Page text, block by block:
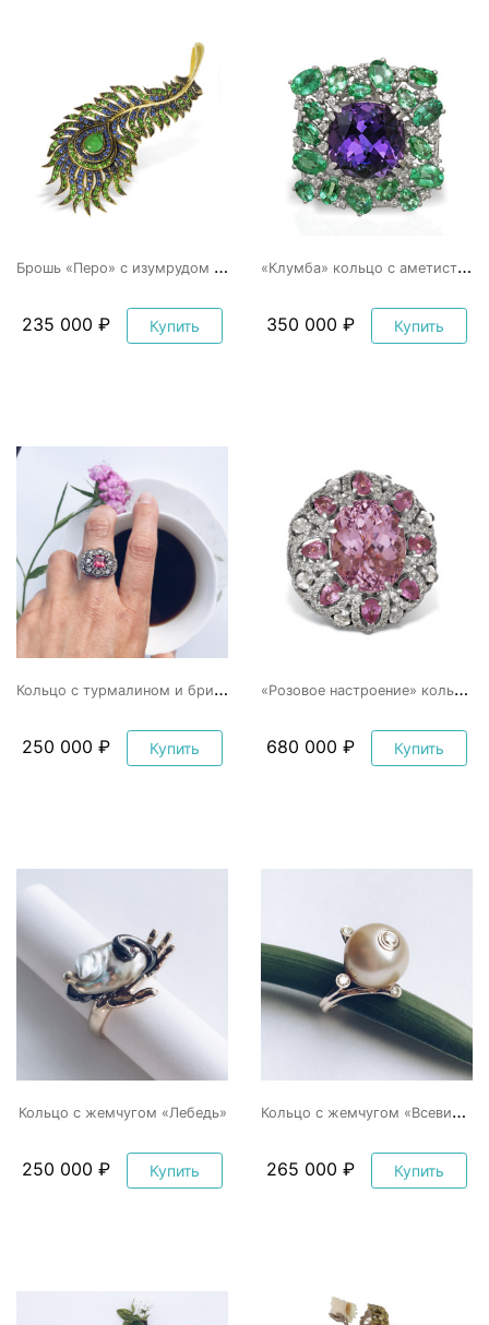
Б
рошь «Перо» с изумрудом и сапфирами
235 000 ₽ Купить
«
Клумба» кольцо с аметистом и изумрудами
350 000 ₽ Купить
К
ольцо с турмалином и бриллиантами
250 000 ₽ Купить
«
Розовое настроение» кольцо с кунцитом, сапфирами и бриллиантами
680 000 ₽ Купить
Кольцо с жемчугом «Лебедь»
250 000 ₽ Купить
К
ольцо с жемчугом «Всевидящее око»
265 000 ₽ Купить